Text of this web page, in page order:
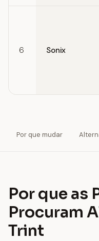
6 Sonix
Por que mudar
Por que as
Procuram
Trint